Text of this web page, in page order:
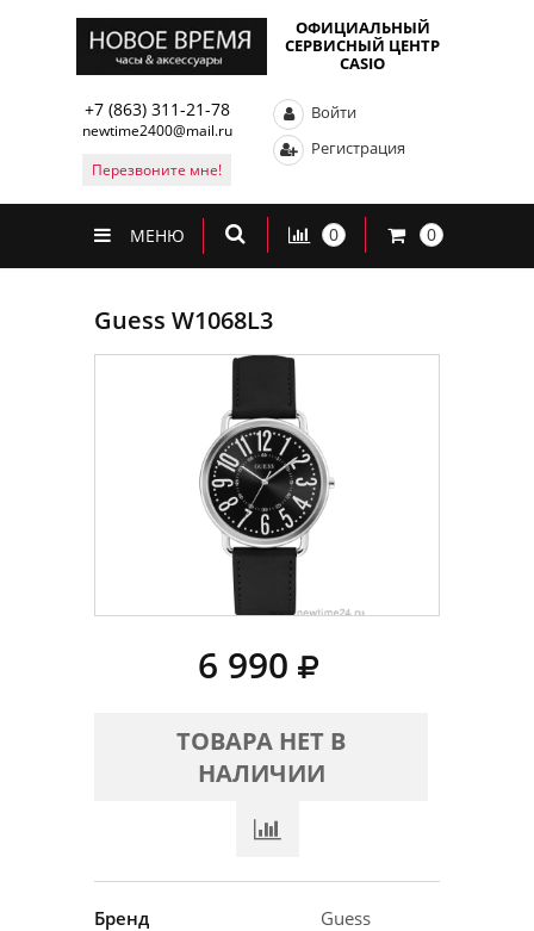
ОФИЦИАЛЬНЫЙ
СЕРВИСНЫЙ ЦЕНТР
CASIO
+7 (863) 311-21-78
newtime2400@mail.ru
Перезвоните мне!
Войти
Регистрация
МЕНЮ 0 0
Guess W1068L3
6 990
ТОВАРА НЕТ В
НАЛИЧИИ
Бренд
Guess